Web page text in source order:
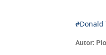
#Donald
Autor: